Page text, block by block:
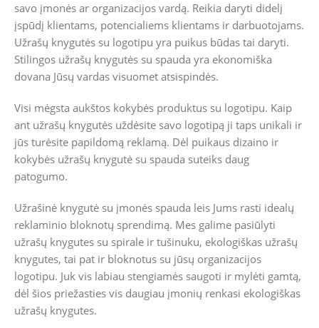
savo įmonės ar organizacijos vardą. Reikia daryti didelį
įspūdį klientams, potencialiems klientams ir darbuotojams.
Užrašų knygutės su logotipu yra puikus būdas tai daryti.
Stilingos užrašų knygutės su spauda yra ekonomiška
dovana Jūsų vardas visuomet atsispindės.
Visi mėgsta aukštos kokybės produktus su logotipu. Kaip
ant užrašų knygutės uždėsite savo logotipą ji taps unikali ir
jūs turėsite papildomą reklamą. Dėl puikaus dizaino ir
kokybės užrašų knygutė su spauda suteiks daug
patogumo.
Užrašinė knygutė su įmonės spauda leis Jums rasti idealų
reklaminio bloknotų sprendimą. Mes galime pasiūlyti
užrašų knygutes su spirale ir tušinuku, ekologiškas užrašų
knygutes, tai pat ir bloknotus su jūsų organizacijos
logotipu. Juk vis labiau stengiamės saugoti ir mylėti gamtą,
dėl šios priežasties vis daugiau įmonių renkasi ekologiškas
užrašų knygutes.